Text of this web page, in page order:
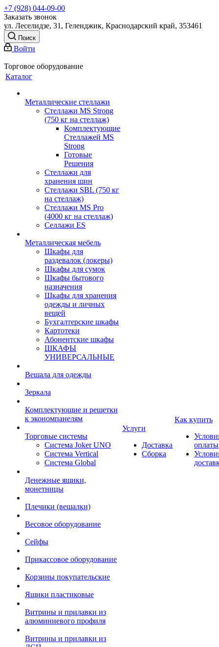
+7 (928) 044-09-00
Заказать звонок
ул. Леселидзе, 31, Геленджик, Краснодарский край, 353461
Поиск
Войти
Торговое оборудование
Каталог
Металлические стеллажи
Стеллажи MS Strong
(750 кг на стеллаж)
Комплектующие
Стеллажей MS
Strong
Готовые
Решения
Стеллажи для
хранения шин
Стеллажи SBL (750 кг
на стеллаж)
Стеллажи MS Pro
(4000 кг на стеллаж)
Селлажи ES
Металлическая мебель
Шкафы для
раздевалок (локеры)
Шкафы для сумок
Шкафы бытового
назначения
Шкафы для хранения
одежды и личных
вещей
Бухгалтерские шкафы
Картотеки
Абонентские шкафы
ШКАФЫ
УНИВЕРСАЛЬНЫЕ
Вешала для одежды
Зеркала
Комплектующие и решетки
к экономпанелям
Торговые системы
Система Joker UNO
Система Vertical
Система Global
Денежные ящики,
монетницы
Плечики (вешалки)
Весовое оборудование
Сейфы
Прикассовое оборудование
Корзины покупательские
Ящики пластиковые
Витрины и прилавки из
алюминиевого профиля
Витрины и прилавки из
Услуги
Доставка
Сборка
Как купить
оплаты